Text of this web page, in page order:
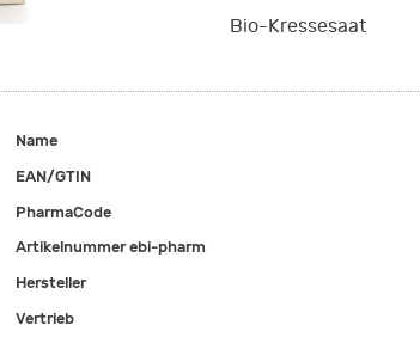
Bio-Kressesaat
Name
EAN/GTIN
PharmaCode
Artikelnummer ebi-pharm
Hersteller
Vertrieb